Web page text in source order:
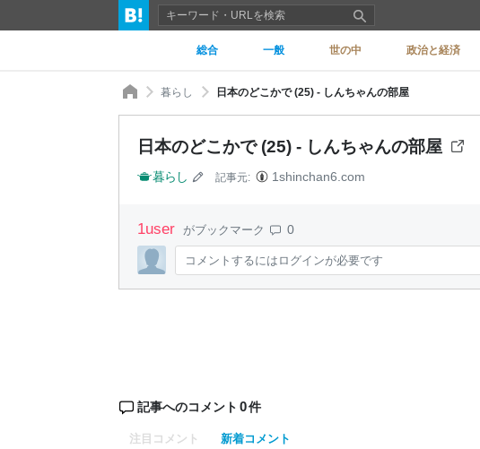
総合 一般 世の中 政治と経済
暮らし 日本のどこかで (25) - しんちゃんの部屋
日本のどこかで (25) - しんちゃんの部屋
暮らし 記事元: 1shinchan6.com
1user がブックマーク 0
コメントするにはログインが必要です
記事へのコメント 0件
注目コメント 新着コメント